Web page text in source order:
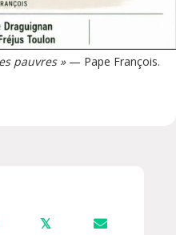
pauvres »— Pape François.
𝕏